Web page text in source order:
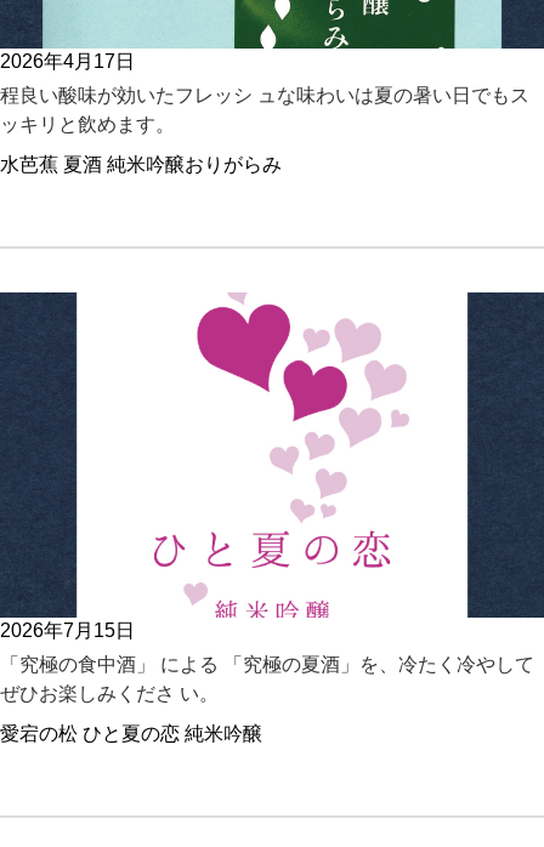
2026年4月17日
程良い酸味が効いたフレッシ ュな味わいは夏の暑い日でもス
ッキリと飲めます。
水芭蕉 夏酒 純米吟醸おりがらみ
2026年7月15日
「究極の食中酒」 による 「究極の夏酒」を、冷たく冷やして
ぜひお楽しみくださ い。
愛宕の松 ひと夏の恋 純米吟醸